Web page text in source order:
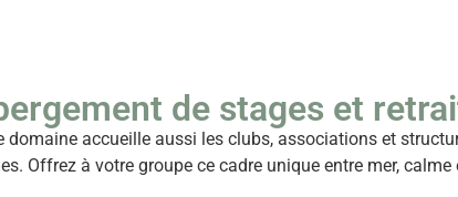
de stages et
domaine accueille aussi les clubs, associations et
Offrez à votre groupe ce cadre unique entre mer, calme